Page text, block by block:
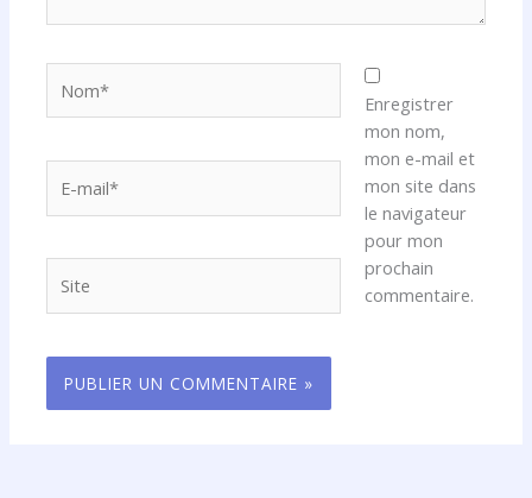
mail*
Enregistrer
mon nom,
mon e-mail et
mon site dans
le navigateur
pour mon
prochain
commentaire.